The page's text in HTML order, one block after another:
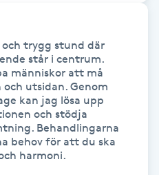
trygg stund där
står i centrum.
människor att må
och utsidan. Genom
kan jag lösa upp
och stödja
Behandlingarna
behov för att du ska
harmoni.